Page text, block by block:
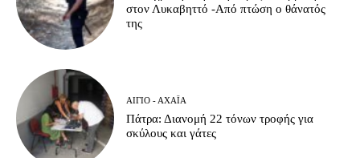
στον Λυκαβηττό -Από πτώση ο θάνατός
της
ΑΊΓΙΟ - ΑΧΑΪ́Α
Πάτρα: Διανομή 22 τόνων τροφής για
σκύλους και γάτες